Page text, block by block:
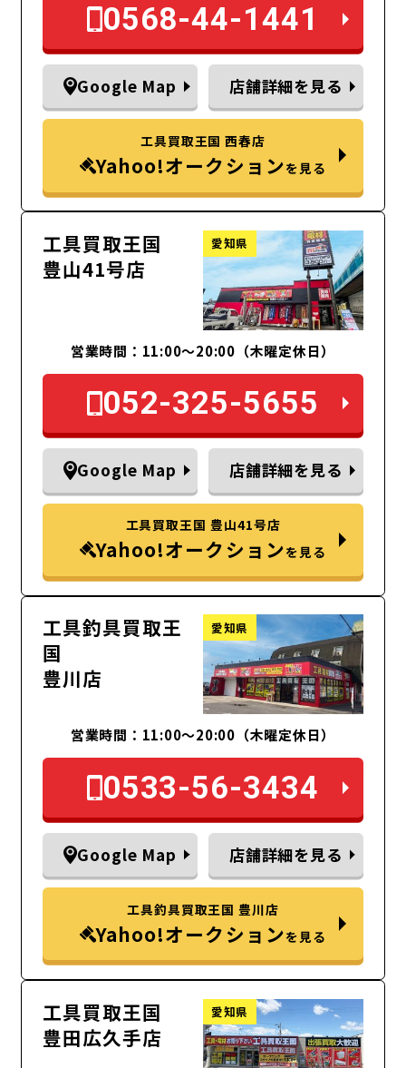
0568-44-1441
Google Map 店舗詳細を見る
工具買取王国 西春店
Yahoo!オークションを見る
工具買取王国
豊山41号店
愛知県
営業時間：11:00～20:00（木曜定休日）
052-325-5655
Google Map 店舗詳細を見る
工具買取王国 豊山41号店
Yahoo!オークションを見る
工具釣具買取王
国
豊川店
愛知県
営業時間：11:00～20:00（木曜定休日）
0533-56-3434
Google Map 店舗詳細を見る
工具釣具買取王国 豊川店
Yahoo!オークションを見る
工具買取王国
豊田広久手店
愛知県